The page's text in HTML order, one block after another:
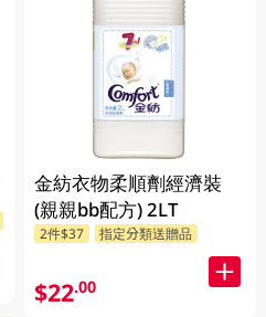
金紡衣物柔順劑經濟裝
(親親bb配方) 2LT
2件$37 指定分類送贈品
$22.00